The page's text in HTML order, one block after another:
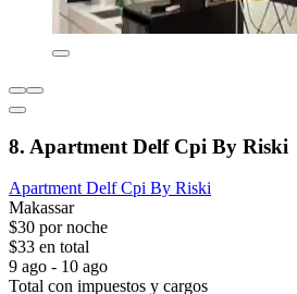
8. Apartment Delf Cpi By Riski
Apartment Delf Cpi By Riski
Makassar
$30 por noche
$33 en total
9 ago - 10 ago
Total con impuestos y cargos